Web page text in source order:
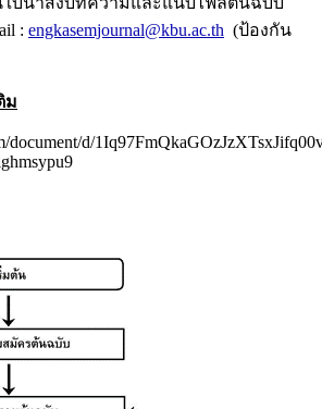
: engkasemjournal@kbu.ac.th (ป้องกัน
ม
document/d/